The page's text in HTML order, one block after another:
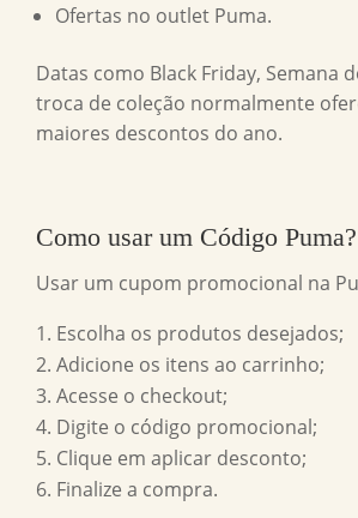
Ofertas no outlet Puma.
Datas como Black Friday, Semana
troca de coleção normalmente
maiores descontos do ano.
Como usar um Código Puma?
Usar um cupom promocional na
Escolha os produtos desejados;
Adicione os itens ao carrinho;
Acesse o checkout;
Digite o código promocional;
Clique em aplicar desconto;
Finalize a compra.